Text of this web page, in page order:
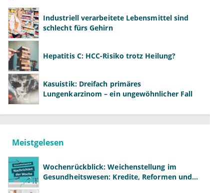
Industriell verarbeitete Lebensmittel sind
schlecht fürs Gehirn
Hepatitis C: HCC-Risiko trotz Heilung?
Kasuistik: Dreifach primäres
Lungenkarzinom – ein ungewöhnlicher Fall
Meistgelesen
Wochenrückblick: Weichenstellung im
Gesundheitswesen: Kredite, Reformen und